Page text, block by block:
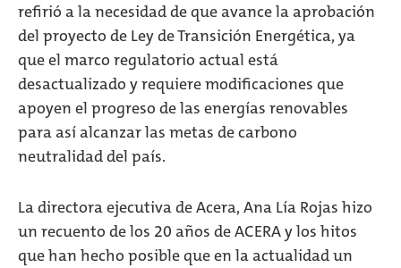
refirió a la necesidad de que avance la aprobación
del proyecto de Ley de Transición Energética, ya
que el marco regulatorio actual está
desactualizado y requiere modificaciones que
apoyen el progreso de las energías renovables
para así alcanzar las metas de carbono
neutralidad del país.
La directora ejecutiva de Acera, Ana Lía Rojas hizo
un recuento de los 20 años de ACERA y los hitos
que han hecho posible que en la actualidad un